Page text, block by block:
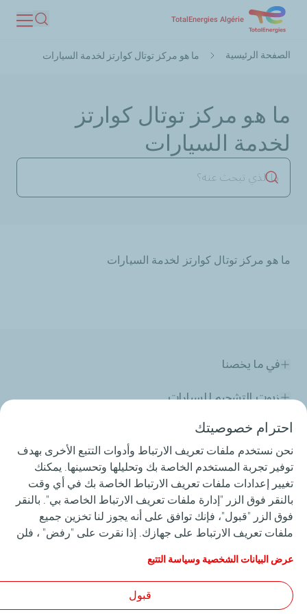
المحتوى
TotalEnergies Algérie
بحث
مسار
الصفحة الرئيسية ما هو مركز توتال كوارتز لخدمة السيارات
ما هو مركز توتال كوارتز
لخدمة السيارات
بدء البحث
ما هو مركز توتال كوارتز لخدمة السيارات
في ما يخصنا
زيوت التشحيم للسيارات
زيوت التشحيم للصناعة
المنافسات
الزفت
خدماتنا
مساعدة و اتصال
احترام خصوصيتك
نحن نستخدم ملفات تعريف الارتباط وأدوات التتبع الأخرى بهدف
توفير تجربة المستخدم الخاصة بك وتحليلها وتحسينها. يمكنك
تغيير إعدادات ملفات تعريف الارتباط الخاصة بك في أي وقت
بالنقر فوق الزر "إدارة ملفات تعريف الارتباط الخاصة بي". بالنقر
فوق الزر "قبول"، فإنك توافق على أنه يجوز لنا تخزين جميع
ملفات تعريف الارتباط على جهازك. إذا نقرت على "رفض" ، فلن
يعمل الموقع بشكل صحيح. لمزيد من المعلومات، راجع صفحة
"البيانات الشخصية وسياسة التتبع".
عرض البيانات الشخصية وسياسة التتبع
قبول